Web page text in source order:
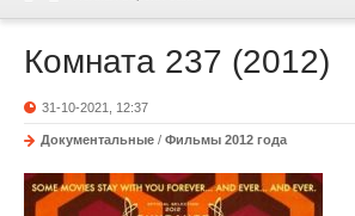
Комната 237 (2012)
31-10-2021, 12:37
Документальные / Фильмы 2012 года